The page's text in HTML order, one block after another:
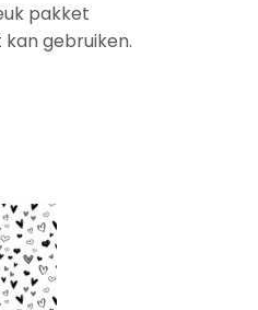
pakket
gebruiken.